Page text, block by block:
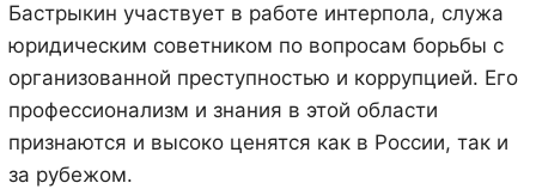
Бастрыкин участвует в работе интерпола, служа
юридическим советником по вопросам борьбы с
организованной преступностью и коррупцией. Его
профессионализм и знания в этой области
признаются и высоко ценятся как в России, так и
за рубежом.